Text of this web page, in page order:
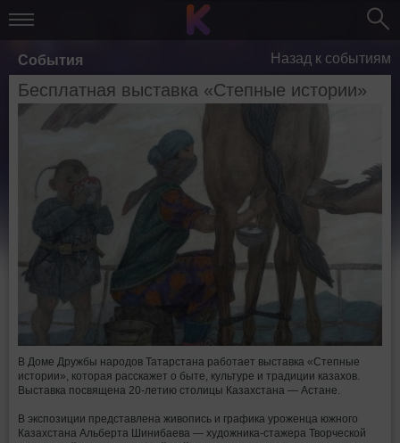
События Назад к событиям
Бесплатная выставка «Степные истории»
В Доме Дружбы народов Татарстана работает выставка «Степные
истории», которая расскажет о быте, культуре и традиции казахов.
Выставка посвящена 20-летию столицы Казахстана — Астане.
В экспозиции представлена живопись и графика уроженца южного
Казахстана Альберта Шинибаева — художника-стажера Творческой